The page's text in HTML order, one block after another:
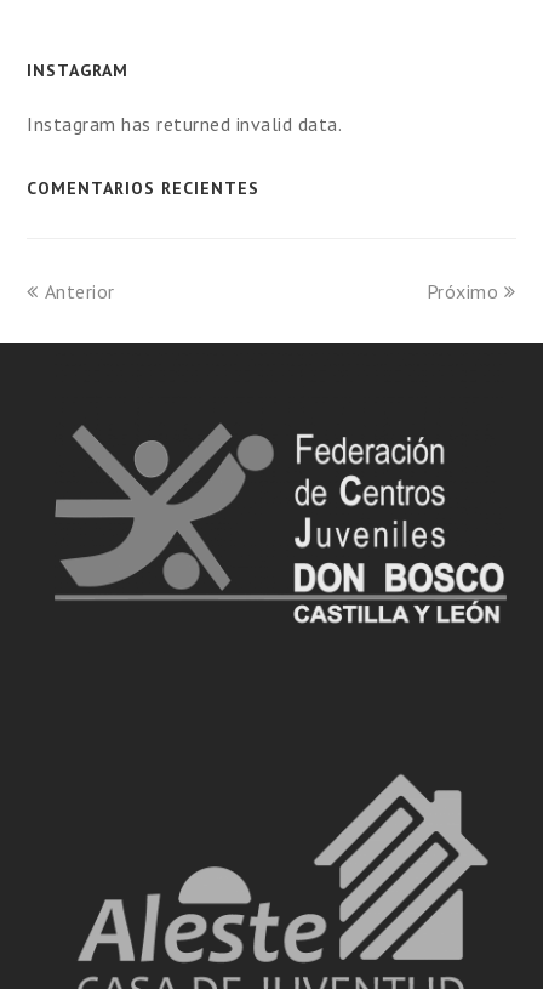
INSTAGRAM
Instagram has returned invalid data.
COMENTARIOS RECIENTES
Anterior Próximo